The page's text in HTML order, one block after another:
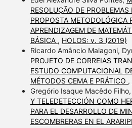
RESOLUÇÃO DE
PROPOSTA METODOLÓGICA
APRENDIZAGEM DE
BÁSICA , HOLOS: v. 3 (2019)
Ricardo Amâncio Malagoni,
PROJETO DE CORREIAS
ESTUDO COMPUTACIONAL
MÉTODOS CEMA E PRÁTICO ,
Gregório Isaque Macêdo Filho,
Y TELEDETECCIÓN COMO
PARA EL DESARROLLO DE
ESCOMBRERAS EN EL